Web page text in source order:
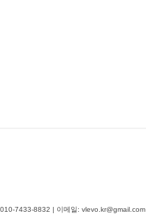
7433-8832 | 이메일: vlevo.kr@gmail.com